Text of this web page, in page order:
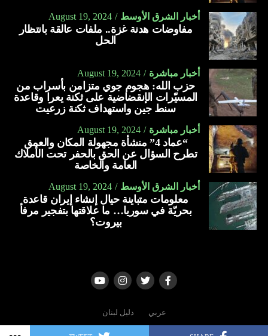
يعمل على تقوية العظام والأسنان.
يعالج الجروح.
يقلّل النزيف.
يحمي من فقر الدم خلال الحمل.
ينظّم مستوى ضغط الدم.
يعمل على تبطين المعدة.
يحمي من الإصابة بارتجاع المريء.
يعمل على تقوية جهاز المناعة.
يقلل من الإصابة بالالتهابات.
يخفف من أعراض البرد والإنفلونزا والسعال.
يساعد على ترطيب الحلق.
يعالج قرحة المعدة.
يخفّف من التهاب الجيوب الأنفية.
أخبار الشرق الأوسط August 19, 2024
مفاوضات هدنة غزة.. ملفات عالقة بانتظار
الحل
أخبار مباشرة August 19, 2024
حزب الله: هجوم جوي متزامن بأسراب من
المسيّرات الإنقضاضية على ثكنة يعرا وقاعدة
سنط جين واستهداف ثكنة زرعيت
أخبار مباشرة August 19, 2024
“عماد 4” منشأة مجهولة المكان والعمق
تطرح السؤال عن الحق بالحفر تحت الأملاك
العامة والخاصة
أخبار الشرق الأوسط August 19, 2024
معلومات متباينة حيال إنشاء إيران قاعدة
بحريّة في سوريا… ما علاقتها بتفجير مرفأ
بيروت؟
عربي دليل لبنان